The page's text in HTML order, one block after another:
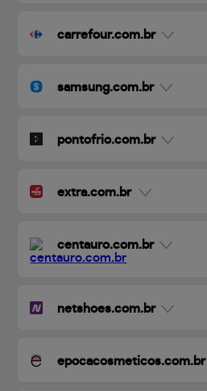
carrefour.com.br
samsung.com.br
pontofrio.com.br
extra.com.br
centauro.com.br
netshoes.com.br
epocacosmeticos.com.br